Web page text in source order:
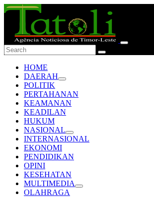
HOME
DAERAH
POLITIK
PERTAHANAN
KEAMANAN
KEADILAN
HUKUM
NASIONAL
INTERNASIONAL
EKONOMI
PENDIDIKAN
OPINI
KESEHATAN
MULTIMEDIA
OLAHRAGA